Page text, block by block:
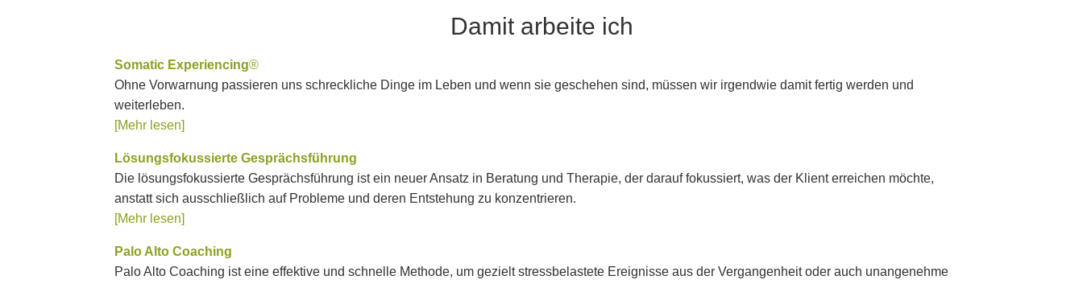
Damit arbeite ich
Somatic Experiencing®
Ohne Vorwarnung passieren uns schreckliche Dinge im Leben und wenn sie geschehen sind, müssen wir irgendwie damit fertig werden und
weiterleben.
[Mehr lesen]
Lösungsfokussierte Gesprächsführung
Die lösungsfokussierte Gesprächsführung ist ein neuer Ansatz in Beratung und Therapie, der darauf fokussiert, was der Klient erreichen möchte,
anstatt sich ausschließlich auf Probleme und deren Entstehung zu konzentrieren.
[Mehr lesen]
Palo Alto Coaching
Palo Alto Coaching ist eine effektive und schnelle Methode, um gezielt stressbelastete Ereignisse aus der Vergangenheit oder auch unangenehme